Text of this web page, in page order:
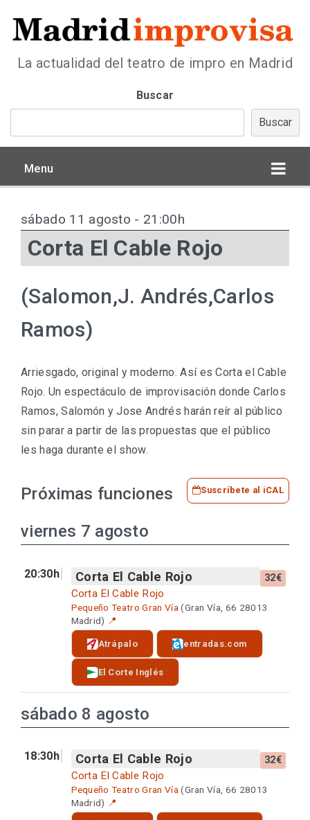
La actualidad del teatro de impro en Madrid
Buscar
Buscar
Menu
sábado 11 agosto - 21:00h
Corta El Cable Rojo
(Salomon,J. Andrés,Carlos
Ramos)
Arriesgado, original y moderno. Así es Corta el Cable
Rojo. Un espectáculo de improvisación donde Carlos
Ramos, Salomón y Jose Andrés harán reír al público
sin parar a partir de las propuestas que el público
les haga durante el show.
Próximas funciones Suscríbete al iCAL
viernes 7 agosto
20:30h Corta El Cable Rojo 32€
Corta El Cable Rojo
Pequeño Teatro Gran Vía (Gran Vía, 66 28013
Madrid) 📍
Atrápalo entradas.com
El Corte Inglés
sábado 8 agosto
18:30h Corta El Cable Rojo 32€
Corta El Cable Rojo
Pequeño Teatro Gran Vía (Gran Vía, 66 28013
Madrid) 📍